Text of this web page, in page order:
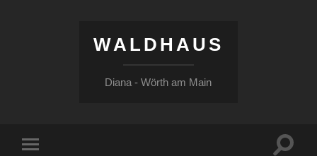
WALDHAUS
Diana - Wörth am Main